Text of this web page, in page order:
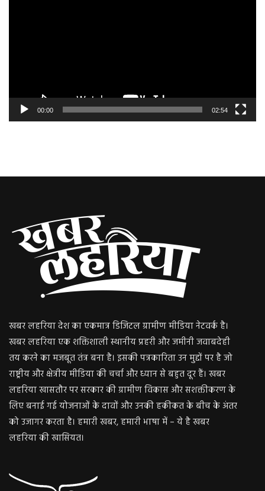
00:00 02:54
खबर लहरिया देश का एकमात्र डिजिटल ग्रामीण मीडिया नेटवर्क है।
खबर लहरिया एक शक्तिशाली स्थानीय प्रहरी और जमीनी जवाबदेही
तय करने का मजबूत तंत्र बना है। इसकी पत्रकारिता उन मुद्दों पर है जो
राष्ट्रीय और क्षेत्रीय मीडिया की चर्चा और ध्यान से बहुत दूर हैं। खबर
लहरिया खासतौर पर सरकार की ग्रामीण विकास और सशक्तीकरण के
लिए बनाई गई योजनाओं के दावों और उनकी हकीकत के बीच के अंतर
को उजागर करता है। हमारी खबर, हमारी भाषा में – ये है खबर
लहरिया की खासियत।